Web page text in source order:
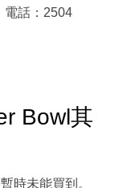
電話：2504
Bowl其
時未能買到。